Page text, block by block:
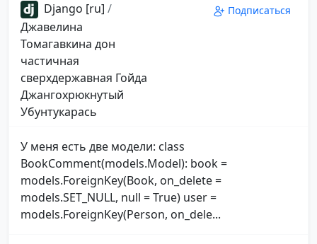
Django [ru] /
Джавелина
Томагавкина дон
частичная
сверхдержавная Гойда
Джангохрюкнутый
Убунтукарась
Подписаться
У меня есть две модели: class
BookComment(models.Model): book =
models.ForeignKey(Book, on_delete =
models.SET_NULL, null = True) user =
models.ForeignKey(Person, on_dele...